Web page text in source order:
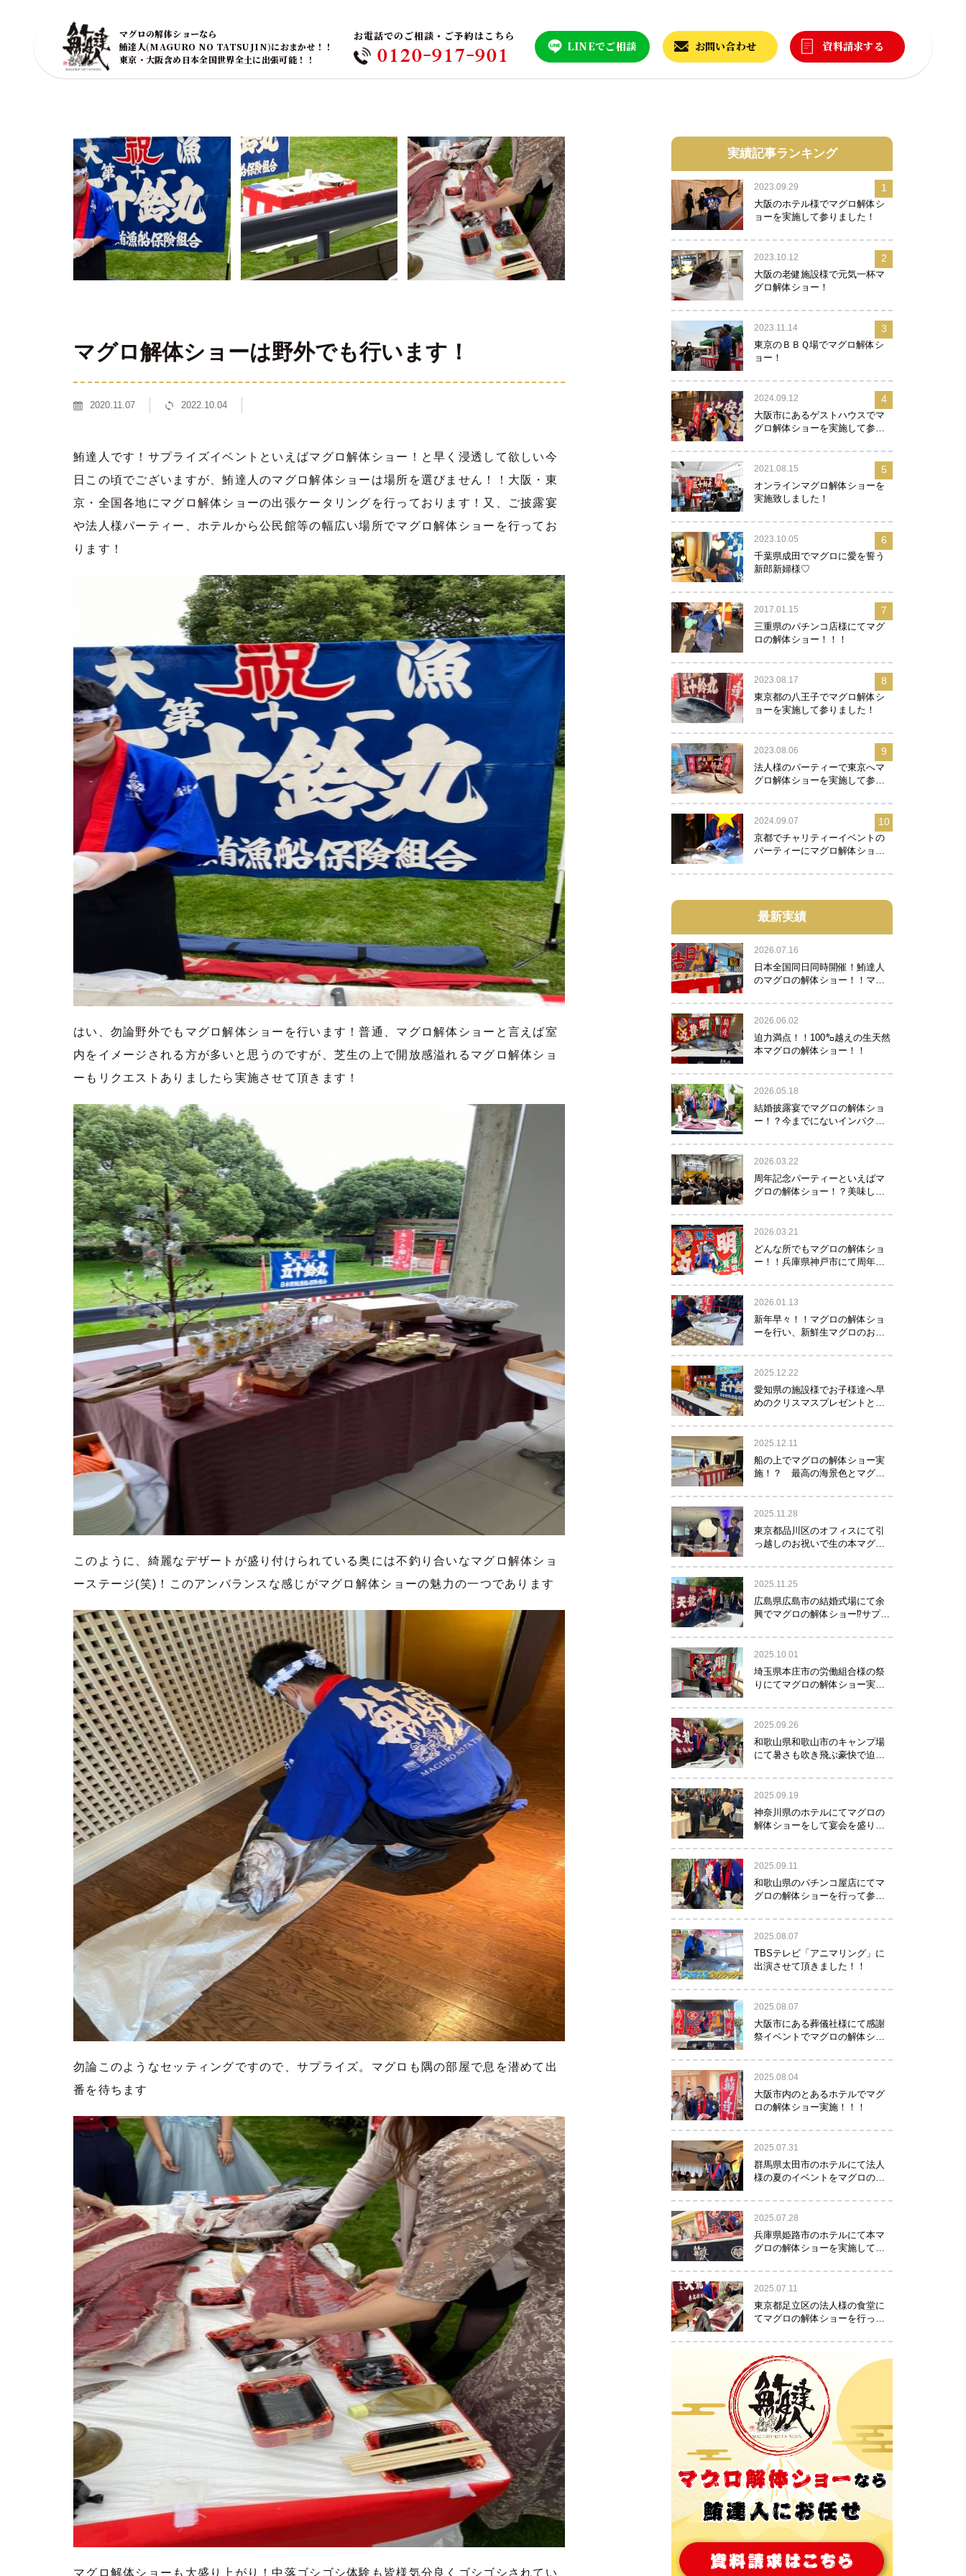
マグロの解体ショーなら
鮪達人(MAGURO NO TATSUJIN)におまかせ！！
東京・大阪含め日本全国世界全土に出張可能！！
お電話でのご相談・ご予約はこちら
0120-917-901 LINEでご相談 お問い合わせ 資料請求する
マグロ解体ショーは野外でも行います！
2020.11.07 2022.10.04
鮪達人です！サプライズイベントといえばマグロ解体ショー！と早く浸透して欲しい今
日この頃でございますが、鮪達人のマグロ解体ショーは場所を選びません！！大阪・東
京・全国各地にマグロ解体ショーの出張ケータリングを行っております！又、ご披露宴
や法人様パーティー、ホテルから公民館等の幅広い場所でマグロ解体ショーを行ってお
ります！
はい、勿論野外でもマグロ解体ショーを行います！普通、マグロ解体ショーと言えば室
内をイメージされる方が多いと思うのですが、芝生の上で開放感溢れるマグロ解体ショ
ーもリクエストありましたら実施させて頂きます！
このように、綺麗なデザートが盛り付けられている奥には不釣り合いなマグロ解体ショ
ーステージ(笑)！このアンバランスな感じがマグロ解体ショーの魅力の一つであります
勿論このようなセッティングですので、サプライズ。マグロも隅の部屋で息を潜めて出
番を待ちます
マグロ解体ショーも大盛り上がり！中落ゴシゴシ体験も皆様気分良くゴシゴシされてい
実績記事ランキング
2023.09.29
大阪のホテル様でマグロ解体シ
ョーを実施して参りました！
1
2023.10.12
大阪の老健施設様で元気一杯マ
グロ解体ショー！
2
2023.11.14
東京のＢＢＱ場でマグロ解体シ
ョー！
3
2024.09.12
大阪市にあるゲストハウスでマ
グロ解体ショーを実施して参り
4
2021.08.15
オンラインマグロ解体ショーを
実施致しました！
5
2023.10.05
千葉県成田でマグロに愛を誓う
新郎新婦様♡
6
2017.01.15
三重県のパチンコ店様にてマグ
ロの解体ショー！！！
7
2023.08.17
東京都の八王子でマグロ解体シ
ョーを実施して参りました！
8
2023.08.06
法人様のパーティーで東京へマ
グロ解体ショーを実施して参り
9
2024.09.07
京都でチャリティーイベントの
パーティーにマグロ解体ショー
10
最新実績
2026.07.16
日本全国同日同時開催！鮪達人
のマグロの解体ショー！！マグ
2026.06.02
迫力満点！！100㌔越えの生天然
本マグロの解体ショー！！
2026.05.18
結婚披露宴でマグロの解体ショ
ー！？今までにないインパクト
スメ！！
2026.03.22
周年記念パーティーといえばマ
グロの解体ショー！？美味し
2026.03.21
どんな所でもマグロの解体ショ
ー！！兵庫県神戸市にて周年記
て参りました！！
2026.01.13
新年早々！！マグロの解体ショ
ーを行い、新鮮生マグロのお寿
舞い！！！
2025.12.22
愛知県の施設様でお子様達へ早
めのクリスマスプレゼントとし
施！？
2025.12.11
船の上でマグロの解体ショー実
施！？ 最高の海景色とマグロ
2025.11.28
東京都品川区のオフィスにて引
っ越しのお祝いで生の本マグロ
体ショーを行いお祝いしてまい
りました
2025.11.25
広島県広島市の結婚式場にて余
興でマグロの解体ショー⁉サプラ
場！！！
2025.10.01
埼玉県本庄市の労働組合様の祭
りにてマグロの解体ショー実施
2025.09.26
和歌山県和歌山市のキャンプ場
にて暑さも吹き飛ぶ豪快で迫力
しました。
2025.09.19
神奈川県のホテルにてマグロの
解体ショーをして宴会を盛り上
た。
2025.09.11
和歌山県のパチンコ屋店にてマ
グロの解体ショーを行って参り
2025.08.07
TBSテレビ「アニマリング」に
出演させて頂きました！！
2025.08.07
大阪市にある葬儀社様にて感謝
祭イベントでマグロの解体ショ
2025.08.04
大阪市内のとあるホテルでマグ
ロの解体ショー実施！！！
2025.07.31
群馬県太田市のホテルにて法人
様の夏のイベントをマグロの解
た！！
2025.07.28
兵庫県姫路市のホテルにて本マ
グロの解体ショーを実施して参
2025.07.11
東京都足立区の法人様の食堂に
てマグロの解体ショーを行って